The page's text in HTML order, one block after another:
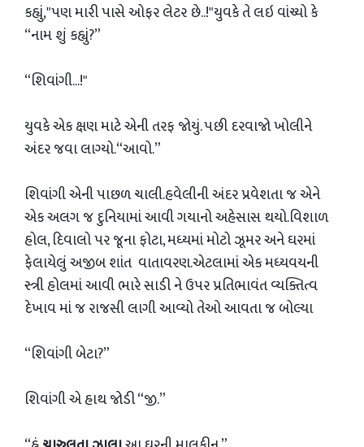
કહ્યું,"પણ મારી પાસે ઓફર લેટર છે..!"યુવકે તે લઇ વાંચ્યો કે
“નામ શું કહ્યું?”
“શિવાંગી...!"
યુવકે એક ક્ષણ માટે એની તરફ જોયું. પછી દરવાજો ખોલીને
અંદર જવા લાગ્યો.“આવો.”
શિવાંગી એની પાછળ ચાલી.હવેલીની અંદર પ્રવેશતા જ એને
એક અલગ જ દુનિયામાં આવી ગયાનો અહેસાસ થયો.વિશાળ
હોલ, દિવાલો પર જૂના ફોટા, મધ્યમાં મોટો ઝૂમર અને ઘરમાં
ફેલાયેલું અજીબ શાંત વાતાવરણ.એટલામાં એક મધ્યવયની
સ્ત્રી હોલમાં આવી ભારે સાડી ને ઉપર પ્રતિભાવંત વ્યક્તિત્વ
દેખાવ માં જ રાજસી લાગી આવ્યો તેઓ આવતા જ બોલ્યા
“શિવાંગી બેટા?”
શિવાંગી એ હાથ જોડી “જી.”